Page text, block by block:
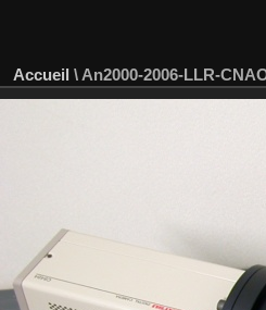
Accueil \ An2000-2006-LLR-